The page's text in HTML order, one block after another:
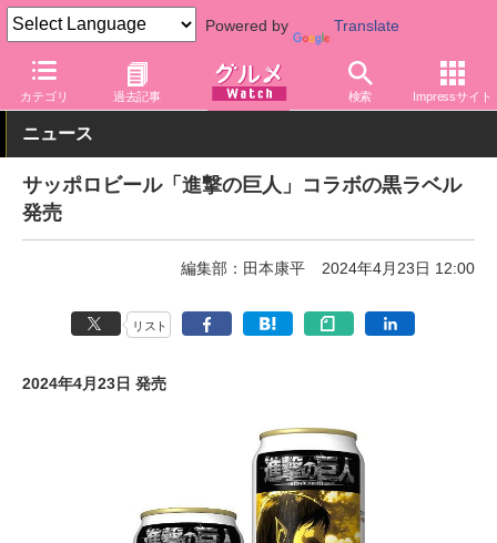
Powered by Translate
カテゴリ 過去記事 検索 Impressサイト
グルメ Watch メーカー 飲料・アルコール サッポロ
ニュース
サッポロビール「進撃の巨人」コラボの黒ラベル
発売
編集部：田本康平 2024年4月23日 12:00
リスト
2024年4月23日 発売